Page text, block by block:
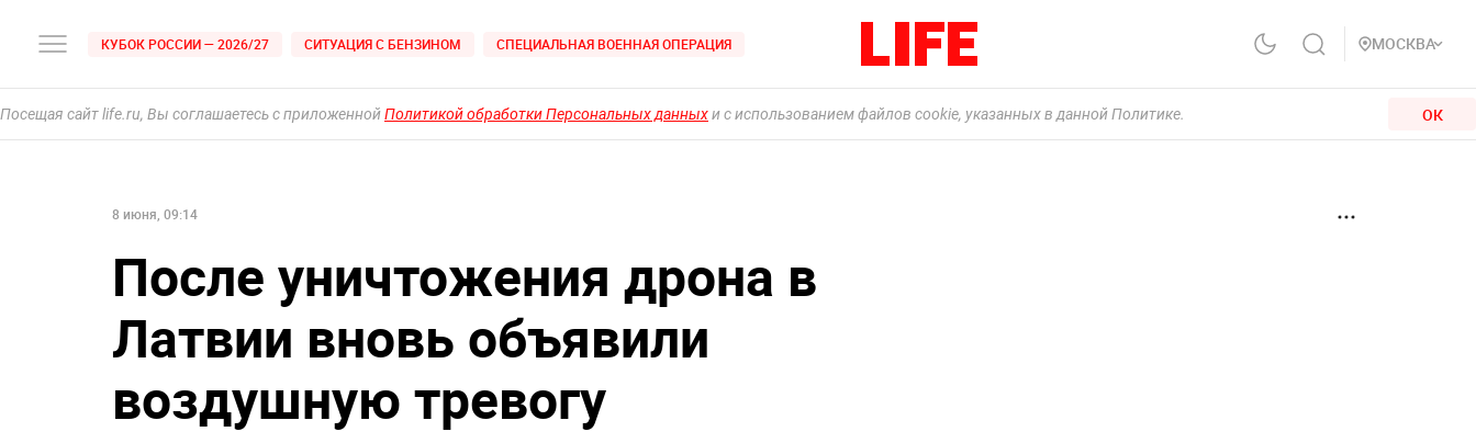
КУБОК РОССИИ — 2026/27 СИТУАЦИЯ С БЕНЗИНОМ СПЕЦИАЛЬНАЯ ВОЕННАЯ ОПЕРАЦИЯ МОСКВА
Посещая сайт life.ru, Вы соглашаетесь с приложеннойПолитикой обработки Персональных данныхи с использованием файлов cookie, указанных в данной Политике. ОК
8 июня, 09:14
После уничтожения дрона в
Латвии вновь объявили
воздушную тревогу